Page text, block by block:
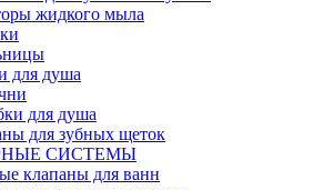
жидкого мыла
для душа
для душа
для зубных щеток
СИСТЕМЫ
клапаны для ванн